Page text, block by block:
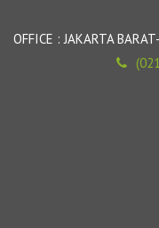
OFFICE : JAKARTA